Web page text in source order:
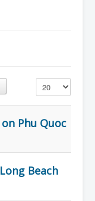
Hiển thị #
Phu Quoc
Beach